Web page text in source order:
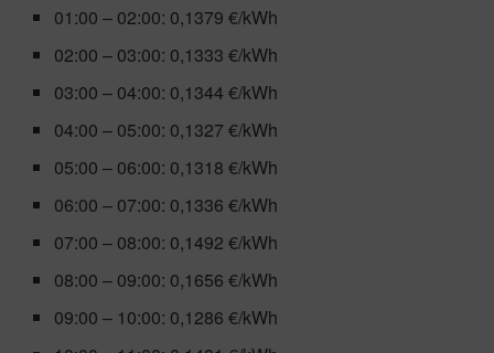
01:00 – 02:00: 0,1379 €/kWh
02:00 – 03:00: 0,1333 €/kWh
03:00 – 04:00: 0,1344 €/kWh
04:00 – 05:00: 0,1327 €/kWh
05:00 – 06:00: 0,1318 €/kWh
06:00 – 07:00: 0,1336 €/kWh
07:00 – 08:00: 0,1492 €/kWh
08:00 – 09:00: 0,1656 €/kWh
09:00 – 10:00: 0,1286 €/kWh